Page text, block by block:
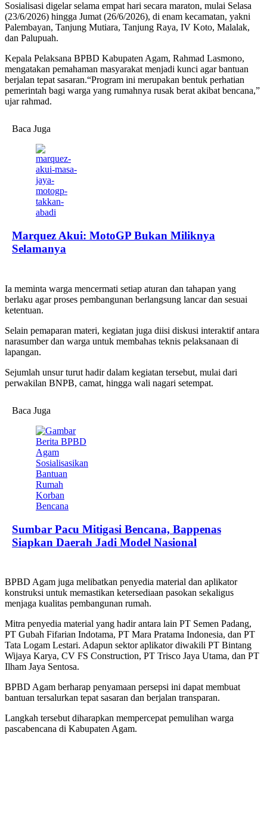
Sosialisasi digelar selama empat hari secara maraton, mulai Selasa
(23/6/2026) hingga Jumat (26/6/2026), di enam kecamatan, yakni
Palembayan, Tanjung Mutiara, Tanjung Raya, IV Koto, Malalak,
dan Palupuah.
Kepala Pelaksana BPBD Kabupaten Agam, Rahmad Lasmono,
mengatakan pemahaman masyarakat menjadi kunci agar bantuan
berjalan tepat sasaran.“Program ini merupakan bentuk perhatian
pemerintah bagi warga yang rumahnya rusak berat akibat bencana,”
ujar rahmad.
Baca Juga
Marquez Akui: MotoGP Bukan Miliknya
Selamanya
Ia meminta warga mencermati setiap aturan dan tahapan yang
berlaku agar proses pembangunan berlangsung lancar dan sesuai
ketentuan.
Selain pemaparan materi, kegiatan juga diisi diskusi interaktif antara
narasumber dan warga untuk membahas teknis pelaksanaan di
lapangan.
Sejumlah unsur turut hadir dalam kegiatan tersebut, mulai dari
perwakilan BNPB, camat, hingga wali nagari setempat.
Baca Juga
Sumbar Pacu Mitigasi Bencana, Bappenas
Siapkan Daerah Jadi Model Nasional
BPBD Agam juga melibatkan penyedia material dan aplikator
konstruksi untuk memastikan ketersediaan pasokan sekaligus
menjaga kualitas pembangunan rumah.
Mitra penyedia material yang hadir antara lain PT Semen Padang,
PT Gubah Fifarian Indotama, PT Mara Pratama Indonesia, dan PT
Tata Logam Lestari. Adapun sektor aplikator diwakili PT Bintang
Wijaya Karya, CV FS Construction, PT Trisco Jaya Utama, dan PT
Ilham Jaya Sentosa.
BPBD Agam berharap penyamaan persepsi ini dapat membuat
bantuan tersalurkan tepat sasaran dan berjalan transparan.
Langkah tersebut diharapkan mempercepat pemulihan warga
pascabencana di Kabupaten Agam.